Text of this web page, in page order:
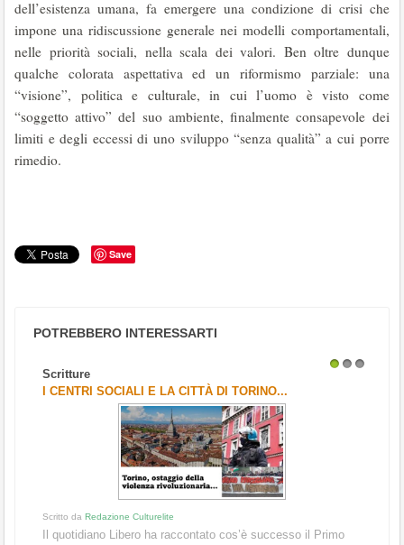
dell’esistenza umana, fa emergere una condizione di crisi che
impone una ridiscussione generale nei modelli comportamentali,
nelle priorità sociali, nella scala dei valori. Ben oltre dunque
qualche colorata aspettativa ed un riformismo parziale: una
“visione”, politica e culturale, in cui l’uomo è visto come
“soggetto attivo” del suo ambiente, finalmente consapevole dei
limiti e degli eccessi di uno sviluppo “senza qualità” a cui porre
rimedio.
Save
POTREBBERO INTERESSARTI
Scritture
I CENTRI SOCIALI E LA CITTÀ DI TORINO...
Scritto da Redazione Culturelite
Il quotidiano Libero ha raccontato cos’è successo il Primo